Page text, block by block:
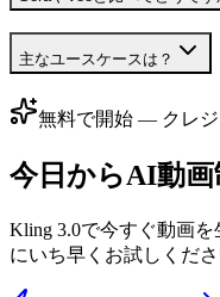
主なユースケースは？
無料で開始 — クレ
今日からAI動画
Kling 3.0で今すぐ動画
にいち早くお試しくださ